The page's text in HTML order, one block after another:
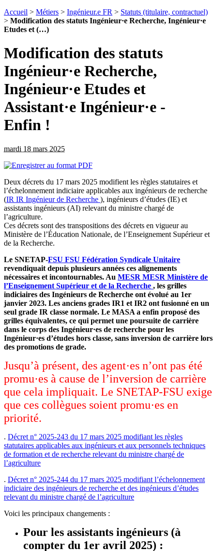
Accueil > Métiers > Ingénieur.e FR > Statuts (titulaire, contractuel)
> Modification des statuts Ingénieur·e Recherche, Ingénieur·e
Etudes et (…)
Modification des statuts
Ingénieur·e Recherche,
Ingénieur·e Etudes et
Assistant·e Ingénieur·e -
Enfin !
mardi 18 mars 2025
Deux décrets du 17 mars 2025 modifient les règles statutaires et
l’échelonnement indiciaire applicables aux ingénieurs de recherche
(IR IR Ingénieur de Recherche ), ingénieurs d’études (IE) et
assistants ingénieurs (AI) relevant du ministre chargé de
l’agriculture.
Ces décrets sont des transpositions des décrets en vigueur au
Ministère de l’Éducation Nationale, de l’Enseignement Supérieur et
de la Recherche.
Le SNETAP-FSU FSU Fédération Syndicale Unitaire
revendiquait depuis plusieurs années ces alignements
nécessaires et incontournables. Au MESR MESR Ministère de
l’Enseignement Supérieur et de la Recherche , les grilles
indiciaires des Ingénieurs de Recherche ont évolué au 1er
janvier 2023. Les anciens grades IR1 et IR2 ont fusionné en un
seul grade IR classe normale. Le MASA a enfin proposé des
grilles équivalentes, ce qui permet une poursuite de carrière
dans le corps des Ingénieur·es de recherche pour les
Ingénieur·es d’études hors classe, sans inversion de carrière lors
des promotions de grade.
Jusqu’à présent, des agent·es n’ont pas été
promu·es à cause de l’inversion de carrière
que cela impliquait. Le SNETAP-FSU exige
que ces collègues soient promu·es en
priorité.
. Décret n° 2025-243 du 17 mars 2025 modifiant les règles
statutaires applicables aux ingénieurs et aux personnels techniques
de formation et de recherche relevant du ministre chargé de
l’agriculture
. Décret n° 2025-244 du 17 mars 2025 modifiant l’échelonnement
indiciaire des ingénieurs de recherche et des ingénieurs d’études
relevant du ministre chargé de l’agriculture
Voici les principaux changements :
Pour les assistants ingénieurs (à
compter du 1er avril 2025) :